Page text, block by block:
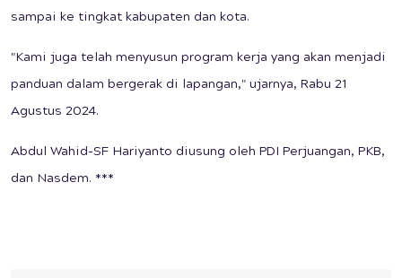
sampai ke tingkat kabupaten dan kota.
"Kami juga telah menyusun program kerja yang akan menjadi
panduan dalam bergerak di lapangan," ujarnya, Rabu 21
Agustus 2024.
Abdul Wahid-SF Hariyanto diusung oleh PDI Perjuangan, PKB,
dan Nasdem. ***